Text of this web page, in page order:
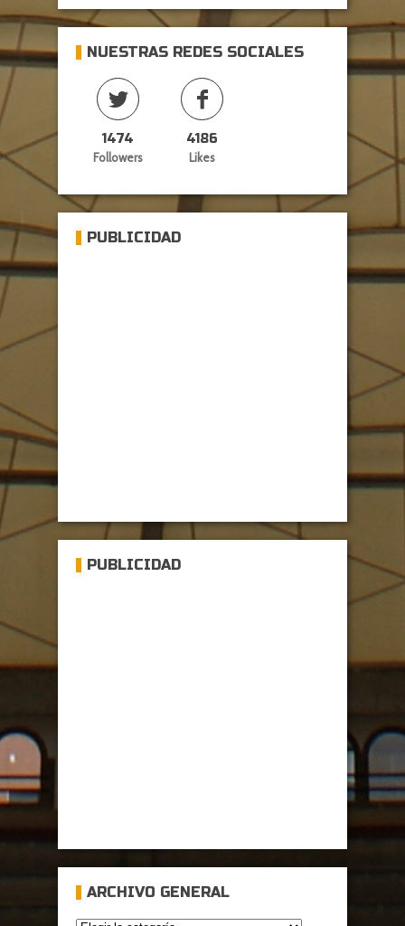
NUESTRAS REDES SOCIALES
1474
Followers
4186
Likes
PUBLICIDAD
PUBLICIDAD
ARCHIVO GENERAL